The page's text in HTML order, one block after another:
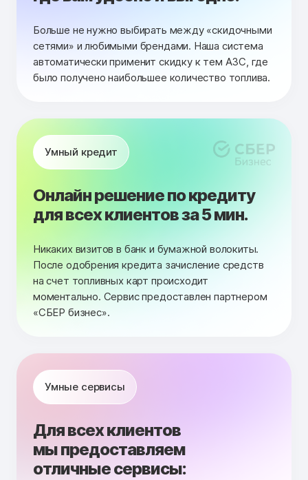
Больше не нужно выбирать между «скидочными
сетями» и любимыми брендами. Наша система
автоматически применит скидку к тем АЗС, где
было получено наибольшее количество топлива.
Умный кредит
Онлайн решение по кредиту
для всех клиентов за 5 мин.
Никаких визитов в банк и бумажной волокиты.
После одобрения кредита зачисление средств
на счет топливных карт происходит
моментально. Сервис предоставлен партнером
«СБЕР бизнес».
Умные сервисы
Для всех клиентов
мы предоставляем
отличные сервисы: